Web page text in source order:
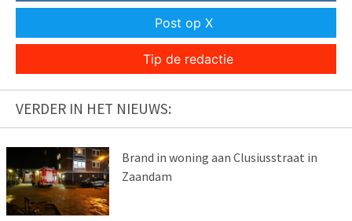
Post op X
Tip de redactie
VERDER IN HET NIEUWS:
Brand in woning aan Clusiusstraat in
Zaandam